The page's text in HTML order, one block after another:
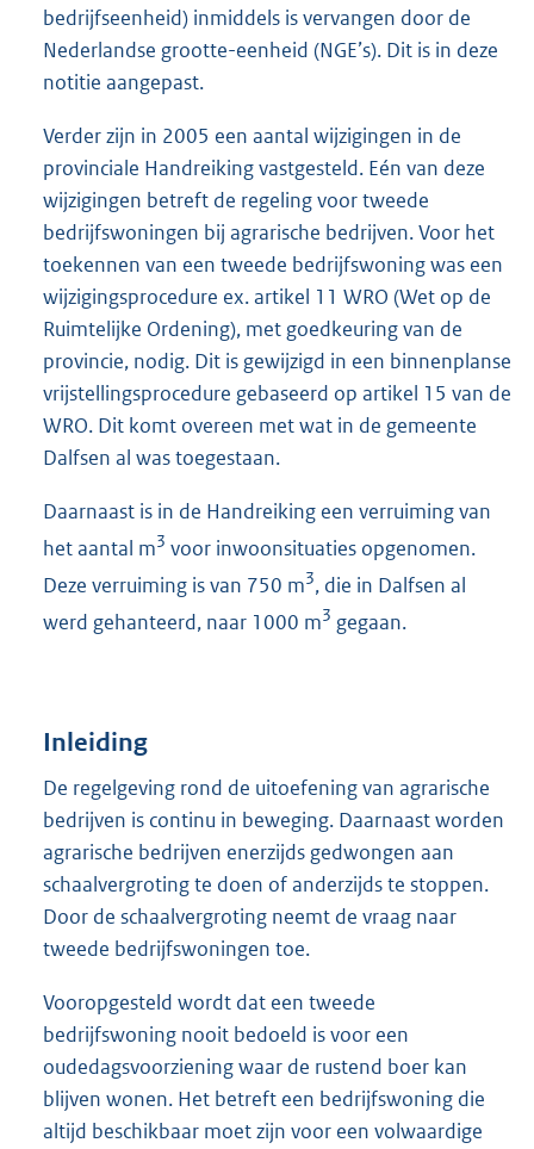
bedrijfseenheid) inmiddels is vervangen door de
Nederlandse grootte-eenheid (NGE’s). Dit is in deze
notitie aangepast.
Verder zijn in 2005 een aantal wijzigingen in de
provinciale Handreiking vastgesteld. Eén van deze
wijzigingen betreft de regeling voor tweede
bedrijfswoningen bij agrarische bedrijven. Voor het
toekennen van een tweede bedrijfswoning was een
wijzigingsprocedure ex. artikel 11 WRO (Wet op de
Ruimtelijke Ordening), met goedkeuring van de
provincie, nodig. Dit is gewijzigd in een binnenplanse
vrijstellingsprocedure gebaseerd op artikel 15 van de
WRO. Dit komt overeen met wat in de gemeente
Dalfsen al was toegestaan.
Daarnaast is in de Handreiking een verruiming van
het aantal m3 voor inwoonsituaties opgenomen.
Deze verruiming is van 750 m3, die in Dalfsen al
werd gehanteerd, naar 1000 m3 gegaan.
Inleiding
De regelgeving rond de uitoefening van agrarische
bedrijven is continu in beweging. Daarnaast worden
agrarische bedrijven enerzijds gedwongen aan
schaalvergroting te doen of anderzijds te stoppen.
Door de schaalvergroting neemt de vraag naar
tweede bedrijfswoningen toe.
Vooropgesteld wordt dat een tweede
bedrijfswoning nooit bedoeld is voor een
oudedagsvoorziening waar de rustend boer kan
blijven wonen. Het betreft een bedrijfswoning die
altijd beschikbaar moet zijn voor een volwaardige